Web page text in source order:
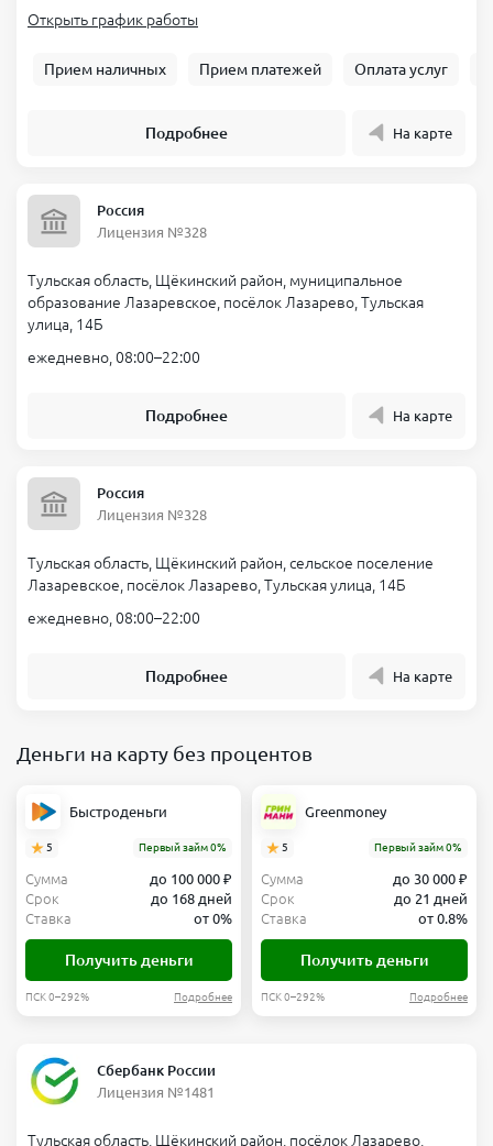
Открыть график работы
Прием наличных Прием платежей Оплата услуг
Подробнее На карте
Россия
Лицензия №328
Тульская область, Щёкинский район, муниципальное
образование Лазаревское, посёлок Лазарево, Тульская
улица, 14Б
ежедневно, 08:00–22:00
Подробнее На карте
Россия
Лицензия №328
Тульская область, Щёкинский район, сельское поселение
Лазаревское, посёлок Лазарево, Тульская улица, 14Б
ежедневно, 08:00–22:00
Подробнее На карте
Деньги на карту без процентов
Быстроденьги
5 Первый займ 0%
Сумма
до 100 000 ₽
Срок
до 168 дней
Ставка
от 0%
Получить деньги
ПСК 0–292% Подробнее
Greenmoney
5 Первый займ 0%
Сумма
до 30 000 ₽
Срок
до 21 дней
Ставка
от 0.8%
Получить деньги
ПСК 0–292% Подробнее
Сбербанк России
Лицензия №1481
Тульская область, Щёкинский район, посёлок Лазарево,